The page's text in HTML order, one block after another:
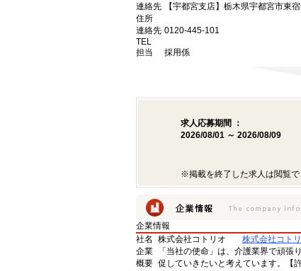
連絡先
住所
【宇都宮支店】栃木県宇都宮市東
連絡先
TEL
0120-445-101
担当 採用係
求人応募期間 ：
2026/08/01 ～ 2026/08/09
※掲載を終了した求人は閲覧で
企業情報
社名
株式会社コトリオ
株式会社コト
企業
概要
「当社の使命」は、介護業界で頑
促していきたいと考えています。